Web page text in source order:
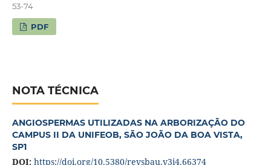
53-74
PDF
NOTA TÉCNICA
ANGIOSPERMAS UTILIZADAS NA ARBORIZAÇÃO DO
CAMPUS II DA UNIFEOB, SÃO JOÃO DA BOA VISTA,
SP1
DOI: https://doi.org/10.5380/revsbau.v3i4.66374